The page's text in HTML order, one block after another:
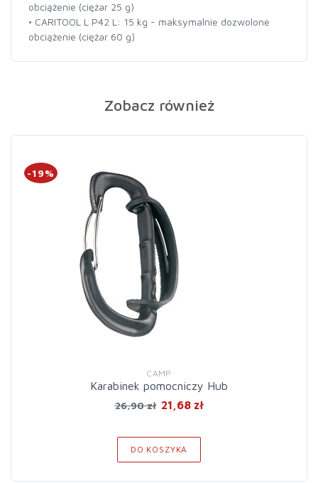
obciążenie (ciężar 25 g)
• CARITOOL L P42 L: 15 kg - maksymalnie dozwolone
obciążenie (ciężar 60 g)
Zobacz również
-19%
CAMP
Karabinek pomocniczy Hub
26,90 zł 21,68 zł
DO KOSZYKA